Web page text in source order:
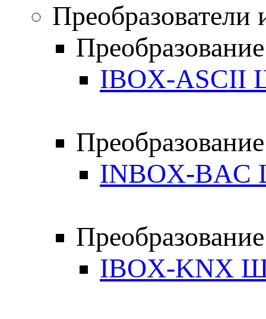
Преобразователи
IBOX-ASCII
INBOX-BAC
IBOX-KNX